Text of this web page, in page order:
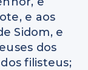
e aos
Sidom, e
dos
filisteus;